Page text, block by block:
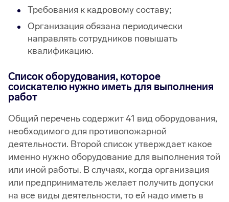
Требования к кадровому составу;
Организация обязана периодически
направлять сотрудников повышать
квалификацию.
Список оборудования, которое
соискателю нужно иметь для выполнения
работ
Общий перечень содержит 41 вид оборудования,
необходимого для противопожарной
деятельности. Второй список утверждает какое
именно нужно оборудование для выполнения той
или иной работы. В случаях, когда организация
или предприниматель желает получить допуски
на все виды деятельности, то ей надо иметь в